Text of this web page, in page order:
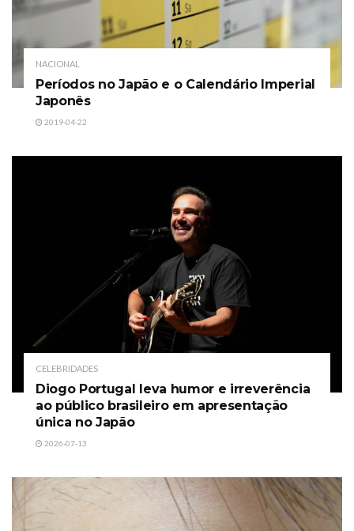
NACIONAL
Períodos no Japão e o Calendário Imperial
Japonês
2019-04-22
CELEBRIDADES
Diogo Portugal leva humor e irreverência
ao público brasileiro em apresentação
única no Japão
2026-07-13